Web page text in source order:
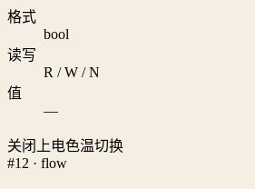
格式
bool
读写
R / W / N
值
—
关闭上电色温切换
#12 · flow